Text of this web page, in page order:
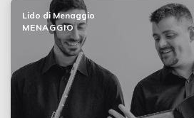
Lido di Menaggio
MENAGGIO